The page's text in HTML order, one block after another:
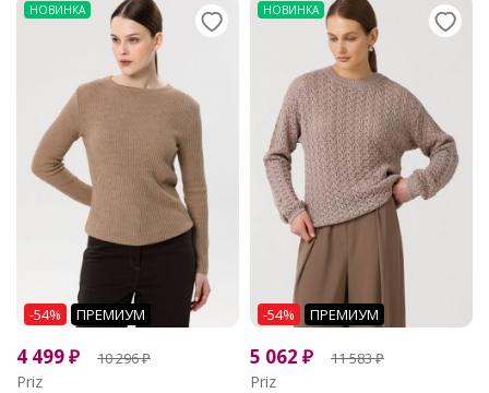
НОВИНКА
-54% ПРЕМИУМ
4 499₽ 10 296₽
Priz
НОВИНКА
-54% ПРЕМИУМ
5 062 ₽ 11 583₽
Priz